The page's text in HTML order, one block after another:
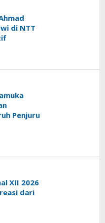
di NTT
Penjuru
XII 2026
dari